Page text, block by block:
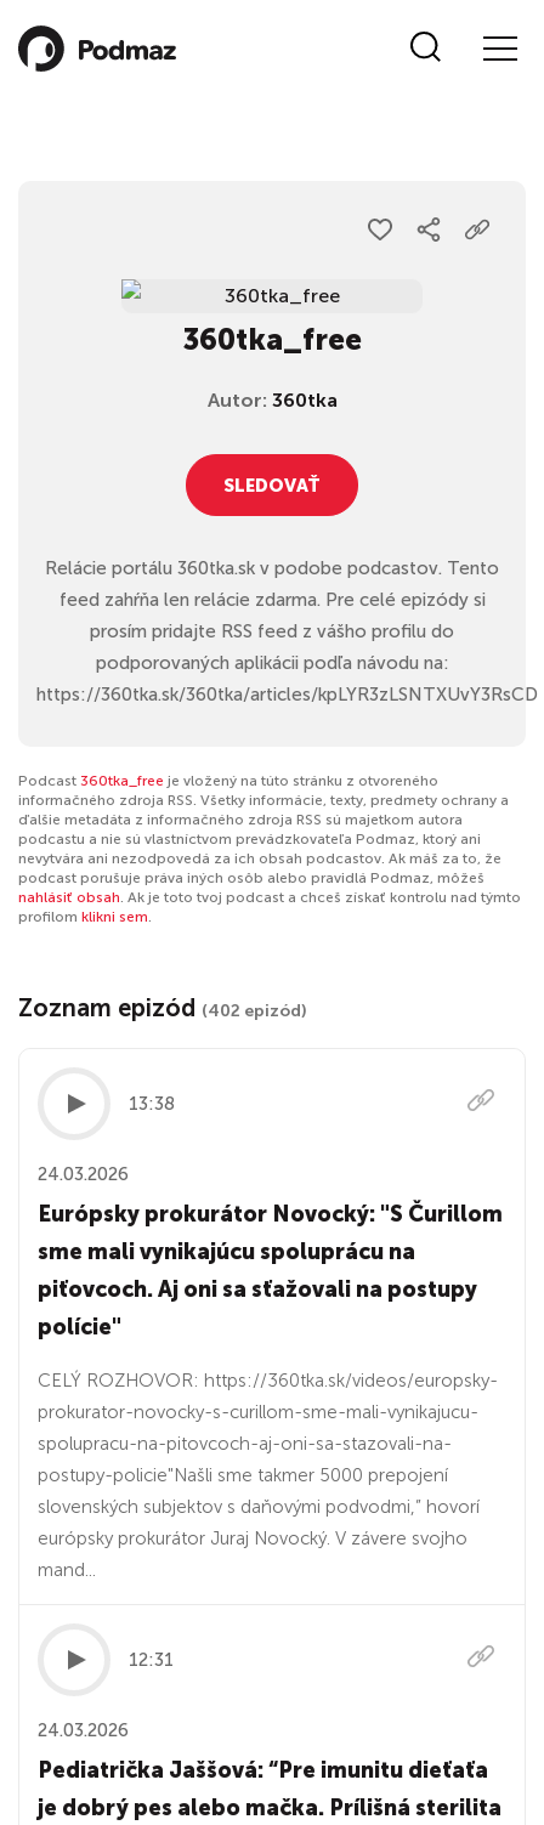
360tka_free
Autor: 360tka
SLEDOVAŤ
Relácie portálu 360tka.sk v podobe podcastov. Tento
feed zahŕňa len relácie zdarma. Pre celé epizódy si
prosím pridajte RSS feed z vášho profilu do
podporovaných aplikácii podľa návodu na:
https://360tka.sk/360tka/articles/kpLYR3zLSNTXUvY3RsCD
Podcast 360tka_free je vložený na túto stránku z otvoreného
informačného zdroja RSS. Všetky informácie, texty, predmety ochrany a
ďalšie metadáta z informačného zdroja RSS sú majetkom autora
podcastu a nie sú vlastníctvom prevádzkovateľa Podmaz, ktorý ani
nevytvára ani nezodpovedá za ich obsah podcastov. Ak máš za to, že
podcast porušuje práva iných osôb alebo pravidlá Podmaz, môžeš
nahlásiť obsah. Ak je toto tvoj podcast a chceš získať kontrolu nad týmto
profilom klikni sem.
Zoznam epizód (402 epizód)
13:38
24.03.2026
Európsky prokurátor Novocký: "S Čurillom
sme mali vynikajúcu spoluprácu na
piťovcoch. Aj oni sa sťažovali na postupy
polície"
CELÝ ROZHOVOR: https://360tka.sk/videos/europsky-
prokurator-novocky-s-curillom-sme-mali-vynikajucu-
spolupracu-na-pitovcoch-aj-oni-sa-stazovali-na-
postupy-policie"Našli sme takmer 5000 prepojení
slovenských subjektov s daňovými podvodmi,” hovorí
európsky prokurátor Juraj Novocký. V závere svojho
mand...
12:31
24.03.2026
Pediatrička Jaššová: “Pre imunitu dieťaťa
je dobrý pes alebo mačka. Prílišná sterilita